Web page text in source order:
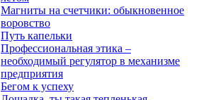
Магниты на счетчики: обыкновенное
воровство
Путь капельки
Профессиональная этика –
необходимый регулятор в механизме
предприятия
Бегом к успеху